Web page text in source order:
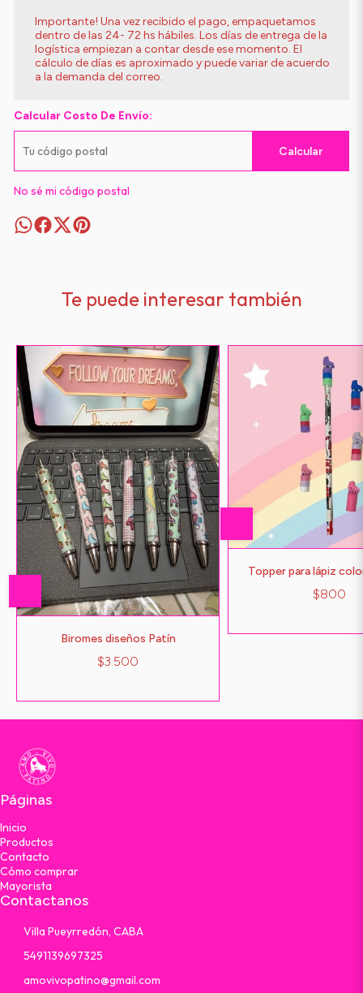
Importante! Una vez recibido el pago, empaquetamos
dentro de las 24- 72 hs hábiles. Los días de entrega de la
logística empiezan a contar desde ese momento. El
cálculo de días es aproximado y puede variar de acuerdo
a la demanda del correo.
Calcular Costo De Envío:
Calcular
No sé mi código postal
Te puede interesar también
Biromes diseños Patín
$3.500
Topper para lápiz
$800
Páginas
Inicio
Productos
Contacto
Cómo comprar
Mayorista
Contactanos
Villa Pueyrredón, CABA
5491139697325
amovivopatino@gmail.com